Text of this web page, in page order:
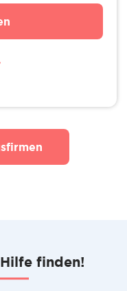
finden!